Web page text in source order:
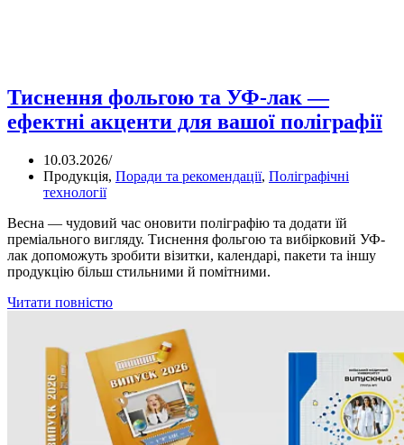
Тиснення фольгою та УФ-лак —
ефектні акценти для вашої поліграфії
10.03.2026/
Продукція, Поради та рекомендації, Поліграфічні
технології
Весна — чудовий час оновити поліграфію та додати їй
преміального вигляду. Тиснення фольгою та вибірковий УФ-
лак допоможуть зробити візитки, календарі, пакети та іншу
продукцію більш стильними й помітними.
Читати повністю